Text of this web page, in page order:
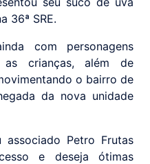
36ª SRE.
com personagens
as crianças, além de
o bairro de
da nova unidade
associado Petro Frutas
e deseja ótimas